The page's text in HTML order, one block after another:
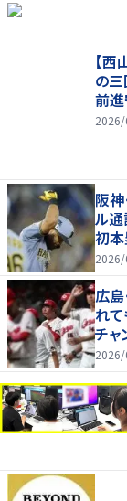
【
の
前
阪神
ル
初本
広
れ
チャ